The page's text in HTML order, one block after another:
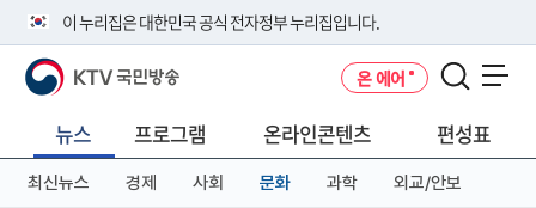
이 누리집은 대한민국 공식 전자정부 누리집입니다.
공식 누리집 주소 확인하기
니다.
이밖에 or.kr 또는 .kr등 다른 도메인 주소를 사용하고 있다면 아래 URL에
서 도메인 주소를 확인해 보세요
KTV 국민방송 온 에어
뉴스 프로그램 온라인콘텐츠 편성표
최신뉴스 경제 사회 문화 과학 외교/안보